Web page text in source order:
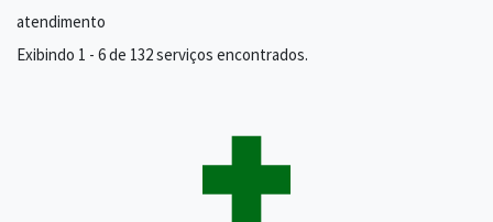
atendimento
Exibindo 1 - 6 de 132 serviços encontrados.